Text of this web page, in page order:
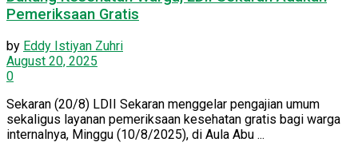
Pemeriksaan Gratis
by Eddy Istiyan Zuhri
August 20, 2025
0
Sekaran (20/8) LDII Sekaran menggelar pengajian umum
sekaligus layanan pemeriksaan kesehatan gratis bagi warga
internalnya, Minggu (10/8/2025), di Aula Abu ...